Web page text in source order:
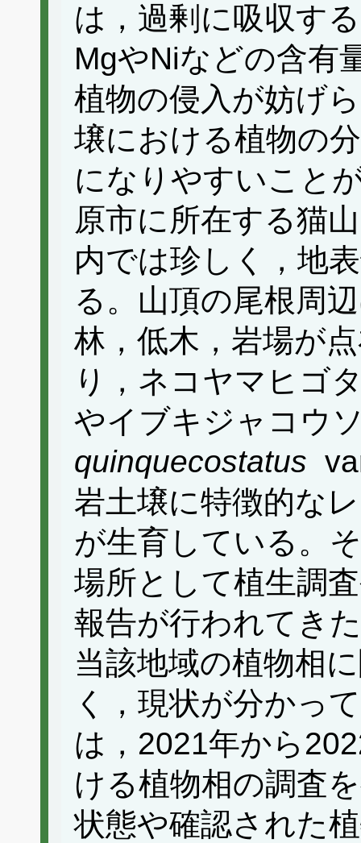
は，過剰に吸収す
MgやNiなどの含有
植物の侵入が妨げ
壌における植物の
になりやすいこと
原市に所在する猫
内では珍しく，地
る。山頂の尾根周
林，低木，岩場が
り，ネコヤマヒゴ
やイブキジャコウ
quinquecostatus
岩土壌に特徴的な
が生育している。
場所として植生調
報告が行われてき
当該地域の植物相
く，現状が分かっ
は，2021年から
ける植物相の調査
状態や確認された